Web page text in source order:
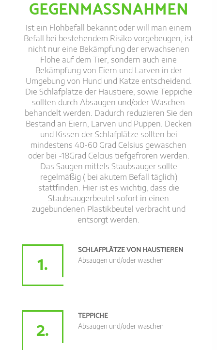
GEGENMASSNAHMEN
Ist ein Flohbefall bekannt oder will man einem
Befall bei bestehendem Risiko vorgebeugen, ist
nicht nur eine Bekämpfung der erwachsenen
Flöhe auf dem Tier, sondern auch eine
Bekämpfung von Eiern und Larven in der
Umgebung von Hund und Katze entscheidend.
Die Schlafplätze der Haustiere, sowie Teppiche
sollten durch Absaugen und/oder Waschen
behandelt werden. Dadurch reduzieren Sie den
Bestand an Eiern, Larven und Puppen. Decken
und Kissen der Schlafplätze sollten bei
mindestens 40-60 Grad Celsius gewaschen
oder bei -18Grad Celcius tiefgefroren werden.
Das Saugen mittels Staubsauger sollte
regelmäßig ( bei akutem Befall täglich)
stattfinden. Hier ist es wichtig, dass die
Staubsaugerbeutel sofort in einen
zugebundenen Plastikbeutel verbracht und
entsorgt werden.
1. SCHLAFPLÄTZE VON HAUSTIEREN
Absaugen und/oder waschen
2. TEPPICHE
Absaugen und/oder waschen